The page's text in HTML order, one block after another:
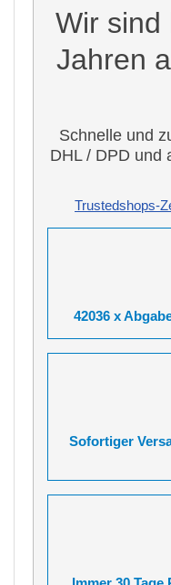
Wir sind
Jahren
Schnelle und
DHL / DPD und
Trustedshops-
42036 x
Sofortiger